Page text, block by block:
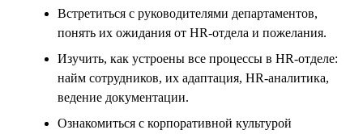
Встретиться с руководителями департаментов,
понять их ожидания от HR-отдела и пожелания.
Изучить, как устроены все процессы в HR-отделе:
найм сотрудников, их адаптация, HR-аналитика,
ведение документации.
Ознакомиться с корпоративной культурой